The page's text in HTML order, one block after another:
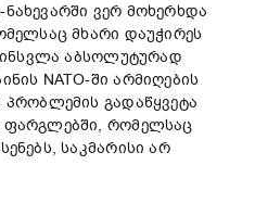
ვერ მოხერხდა
მხარი დაუჭირეს
აბსოლუტურად
NATO-ში არმიღების
გადაწყვეტა
ფარგლებში, რომელსაც
საკმარისი არ